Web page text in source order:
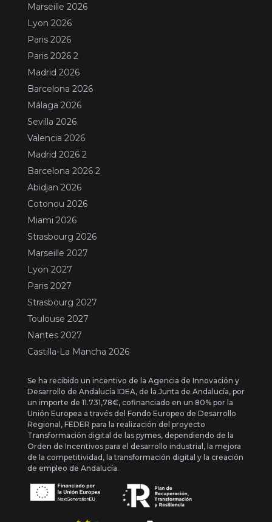
Marseille 2026
Lyon 2026
Paris 2026
Paris 2026 2
Madrid 2026
Barcelona 2026
Málaga 2026
Sevilla 2026
Valencia 2026
Madrid 2026 2
Barcelona 2026 2
Abidjan 2026
Cotonou 2026
Miami 2026
Strasbourg 2026
Marseille 2027
Lyon 2027
Paris 2027
Strasbourg 2027
Toulouse 2027
Nantes 2027
Castilla-La Mancha 2026
Se ha recibido un incentivo de la Agencia de Innovación y
Desarrollo de Andalucía IDEA, de la Junta de Andalucía, por
un importe de 11.731,78€, cofinanciado en un 80% por la
Unión Europea a través del Fondo Europeo de Desarrollo
Regional, FEDER para la realización del proyecto
Transformación digital de las pymes, dependiendo de la
Orden de Incentivos para el desarrollo industrial, la mejora
de la competitividad, la transformación digital y la creación
de empleo de Andalucía.